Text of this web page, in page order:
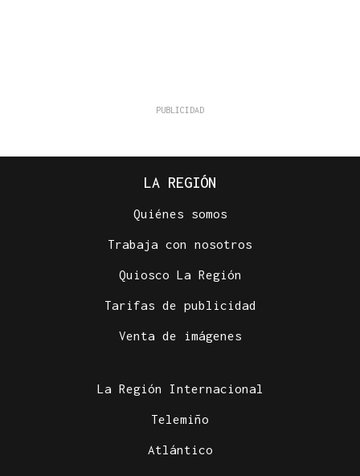
LA REGIÓN
Quiénes somos
Trabaja con nosotros
Quiosco La Región
Tarifas de publicidad
Venta de imágenes
La Región Internacional
Telemiño
Atlántico